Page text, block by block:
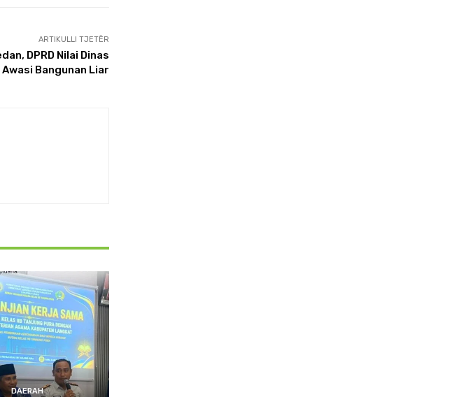
ARTIKULLI TJETËR
DPRD Nilai Dinas
Bangunan Liar
DAERAH